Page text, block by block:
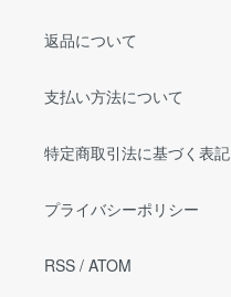
返品について
支払い方法について
特定商取引法に基づく表記
プライバシーポリシー
RSS / ATOM